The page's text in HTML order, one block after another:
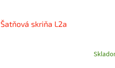
Šatňová skriňa L2a